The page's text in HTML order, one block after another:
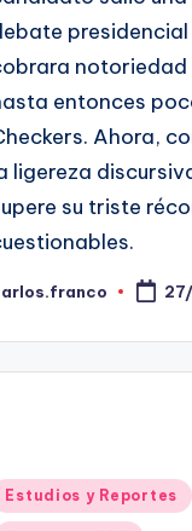
presidencial
notoriedad
entonces
Ahora,
ligereza
su triste
Estudios y Reportes